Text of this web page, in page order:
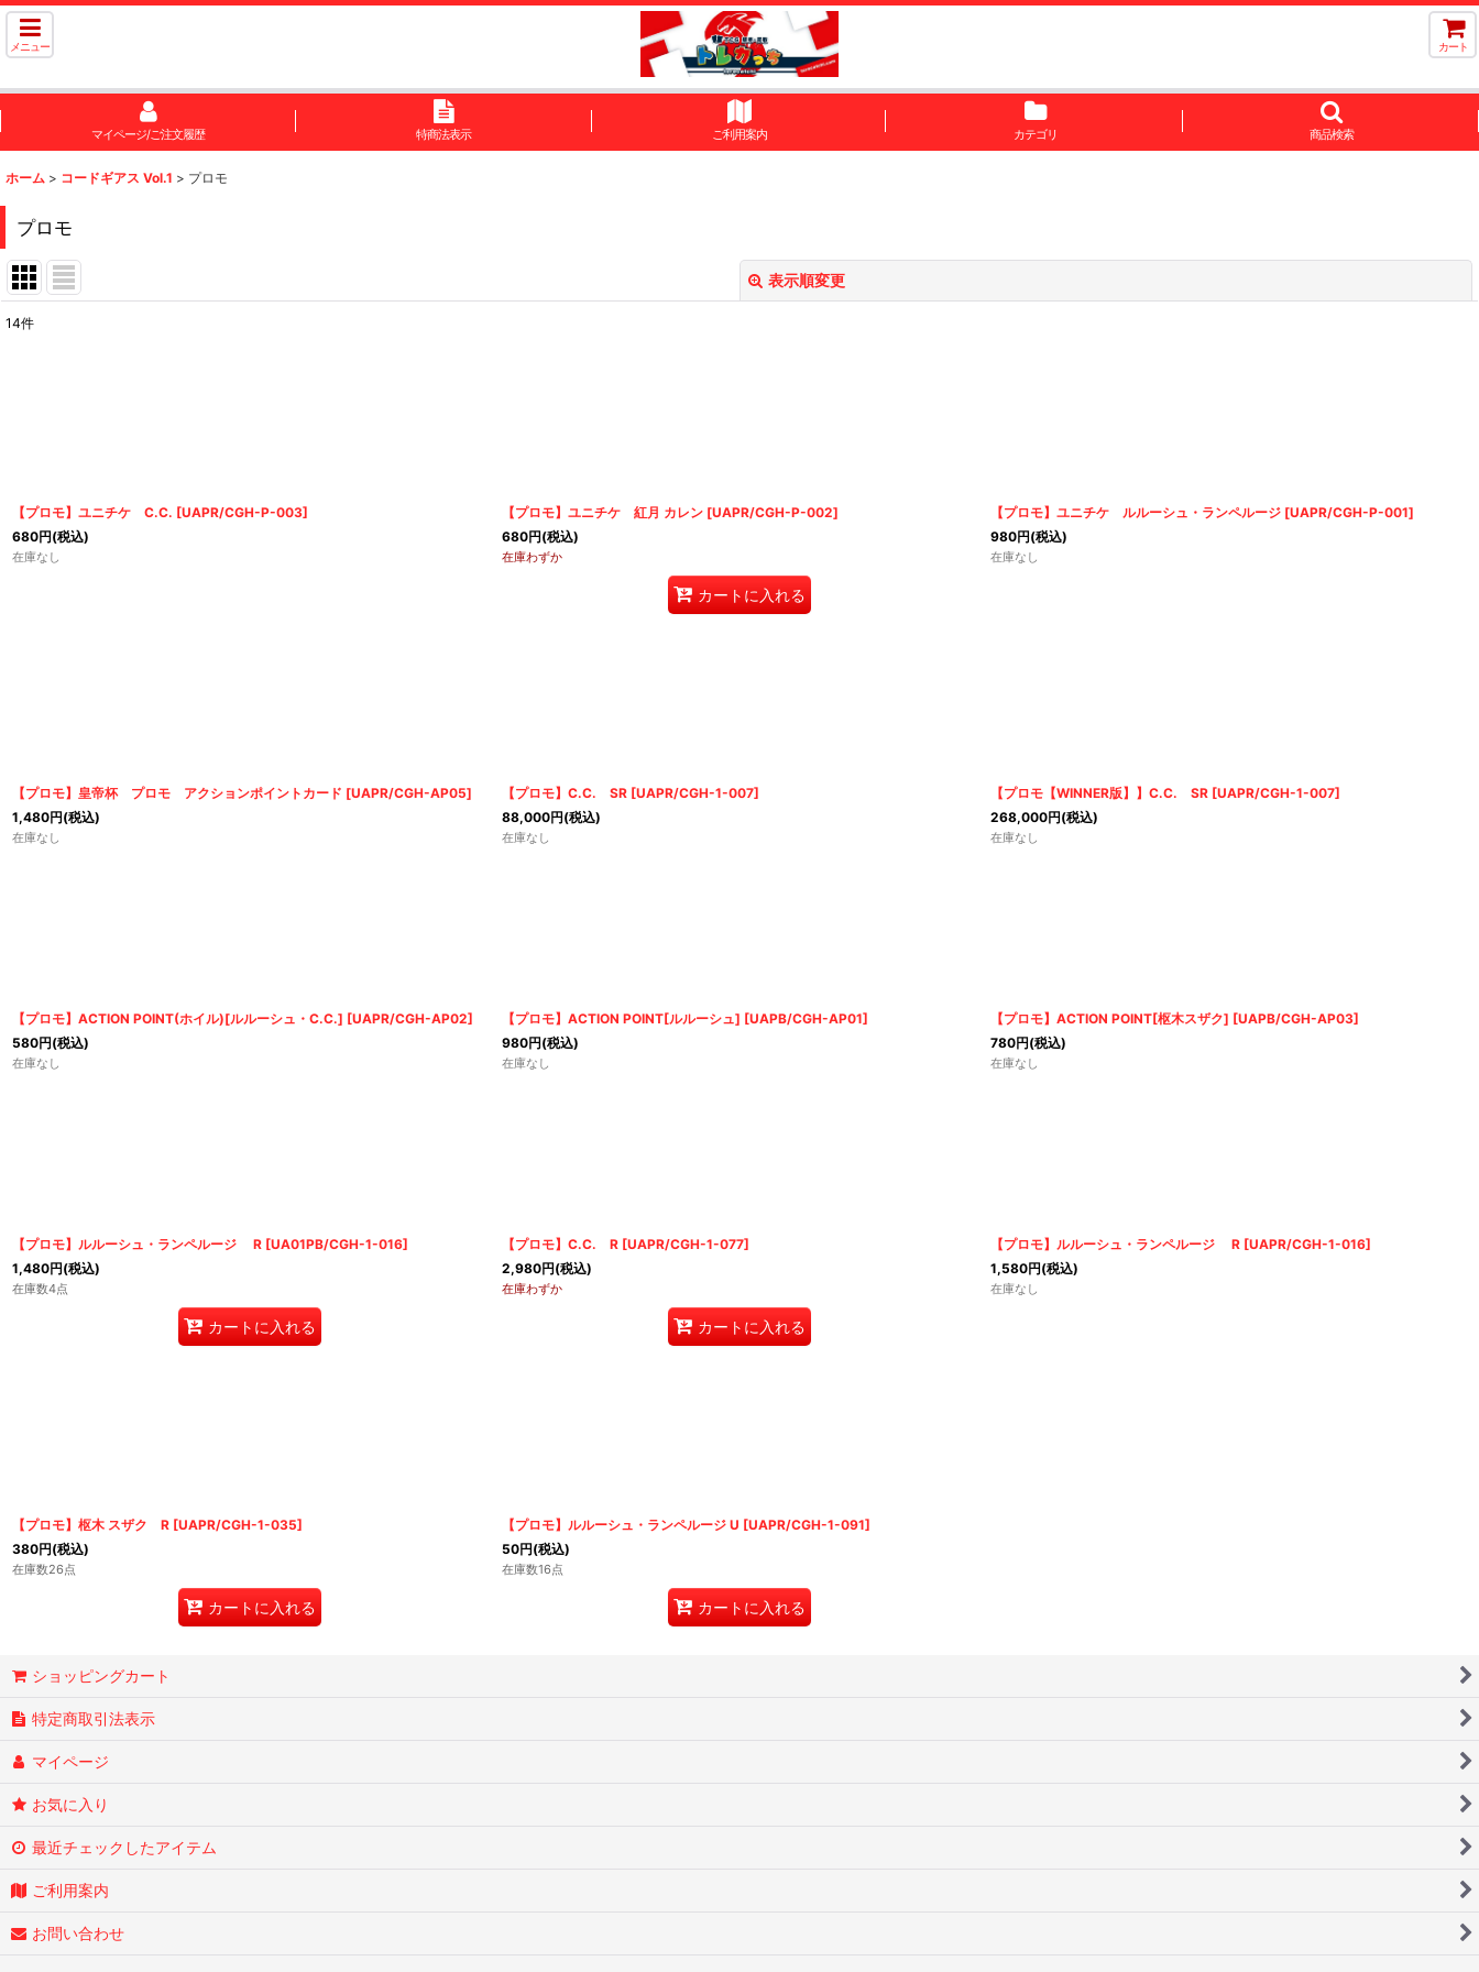
メニュー カート
マイページ/ご注文履歴 特商法表示 ご利用案内 カテゴリ 商品検索
ホーム > コードギアス Vol.1 > プロモ
プロモ
表示順変更
14件
【プロモ】ユニチケ C.C. [UAPR/CGH-P-003]
680円(税込)
在庫なし
【プロモ】ユニチケ 紅月 カレン [UAPR/CGH-P-002]
680円(税込)
在庫わずか
カートに入れる
【プロモ】ユニチケ ルルーシュ・ランペルージ [UAPR/CGH-P-001]
980円(税込)
在庫なし
【プロモ】皇帝杯 プロモ アクションポイントカード [UAPR/CGH-AP05]
1,480円(税込)
在庫なし
【プロモ】C.C. SR [UAPR/CGH-1-007]
88,000円(税込)
在庫なし
【プロモ【WINNER版】】C.C. SR [UAPR/CGH-1-007]
268,000円(税込)
在庫なし
【プロモ】ACTION POINT(ホイル)[ルルーシュ・C.C.] [UAPR/CGH-AP02]
580円(税込)
在庫なし
【プロモ】ACTION POINT[ルルーシュ] [UAPB/CGH-AP01]
980円(税込)
在庫なし
【プロモ】ACTION POINT[枢木スザク] [UAPB/CGH-AP03]
780円(税込)
在庫なし
【プロモ】ルルーシュ・ランペルージ R [UA01PB/CGH-1-016]
1,480円(税込)
在庫数4点
カートに入れる
【プロモ】C.C. R [UAPR/CGH-1-077]
2,980円(税込)
在庫わずか
カートに入れる
【プロモ】ルルーシュ・ランペルージ R [UAPR/CGH-1-016]
1,580円(税込)
在庫なし
【プロモ】枢木 スザク R [UAPR/CGH-1-035]
380円(税込)
在庫数26点
カートに入れる
【プロモ】ルルーシュ・ランペルージ U [UAPR/CGH-1-091]
50円(税込)
在庫数16点
カートに入れる
ショッピングカート
特定商取引法表示
マイページ
お気に入り
最近チェックしたアイテム
ご利用案内
お問い合わせ